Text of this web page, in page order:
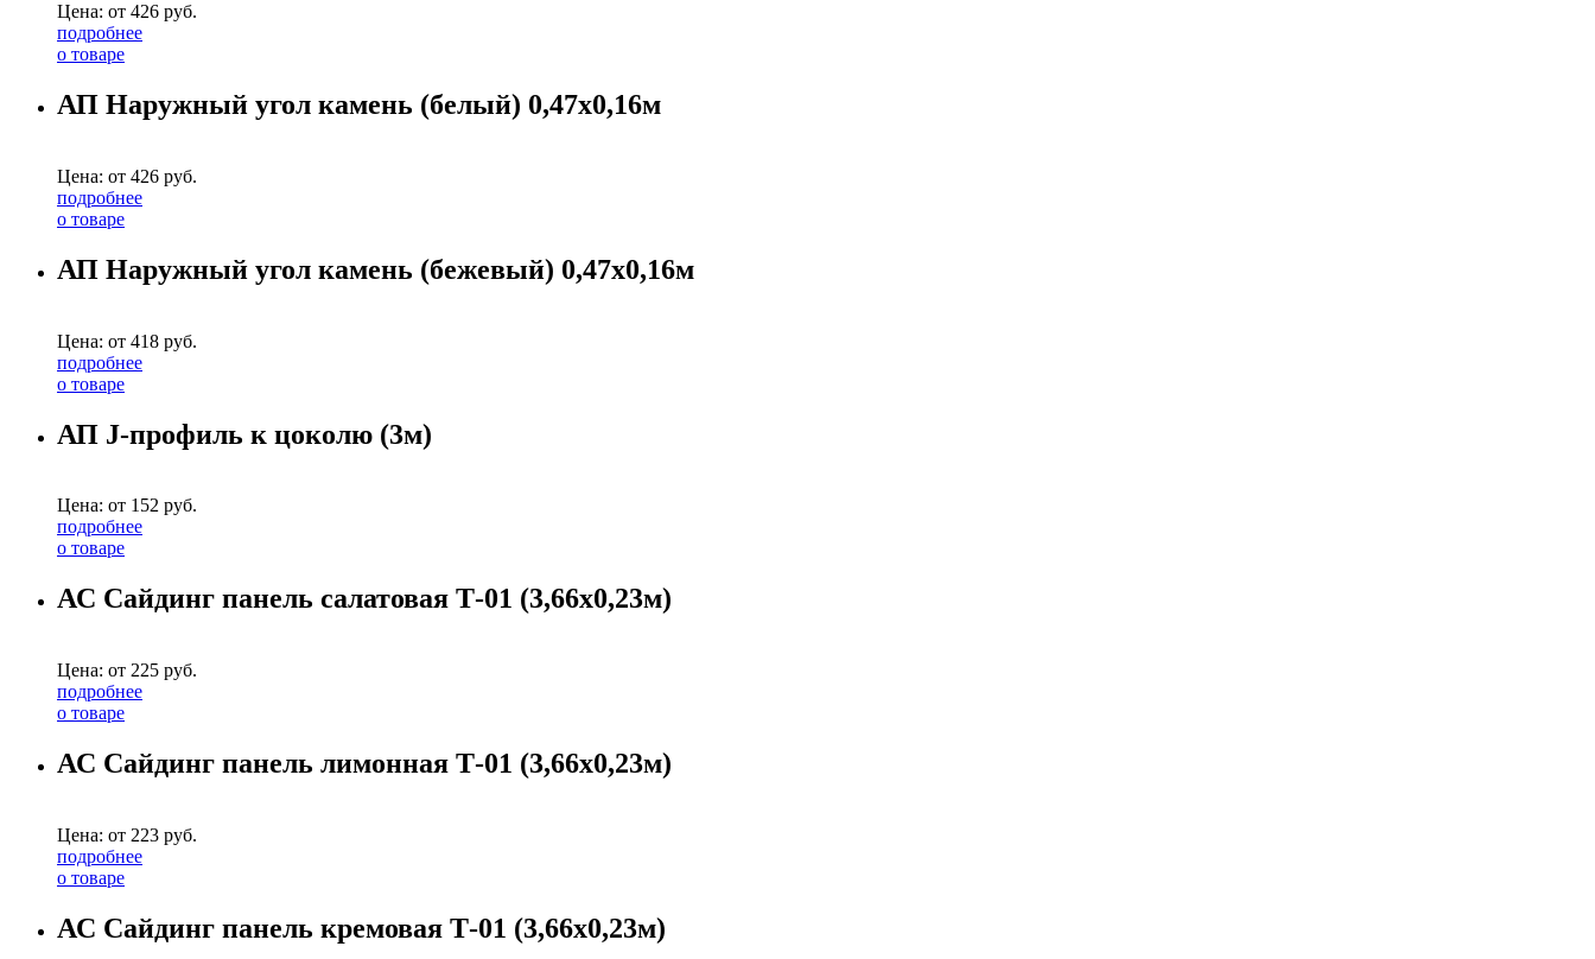
Цена: от 426 руб.
подробнее
о товаре
АП Наружный угол камень (белый) 0,47х0,16м
Цена: от 426 руб.
подробнее
о товаре
АП Наружный угол камень (бежевый) 0,47х0,16м
Цена: от 418 руб.
подробнее
о товаре
АП J-профиль к цоколю (3м)
Цена: от 152 руб.
подробнее
о товаре
АС Сайдинг панель салатовая Т-01 (3,66х0,23м)
Цена: от 225 руб.
подробнее
о товаре
АС Сайдинг панель лимонная Т-01 (3,66х0,23м)
Цена: от 223 руб.
подробнее
о товаре
АС Сайдинг панель кремовая Т-01 (3,66х0,23м)